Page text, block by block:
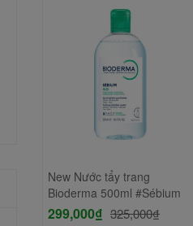
New Nước tẩy trang
Bioderma 500ml #Sébium
299,000₫ 325,000₫